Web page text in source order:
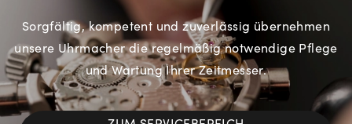
Sorgfältig, kompetent und zuverlässig übernehmen
unsere Uhrmacher die regelmäßig notwendige Pflege
und Wartung Ihrer Zeitmesser.